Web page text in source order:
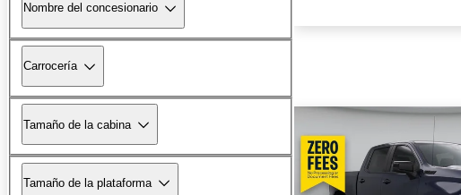
Nombre del concesionario
Carrocería
Tamaño de la cabina
Tamaño de la plataforma